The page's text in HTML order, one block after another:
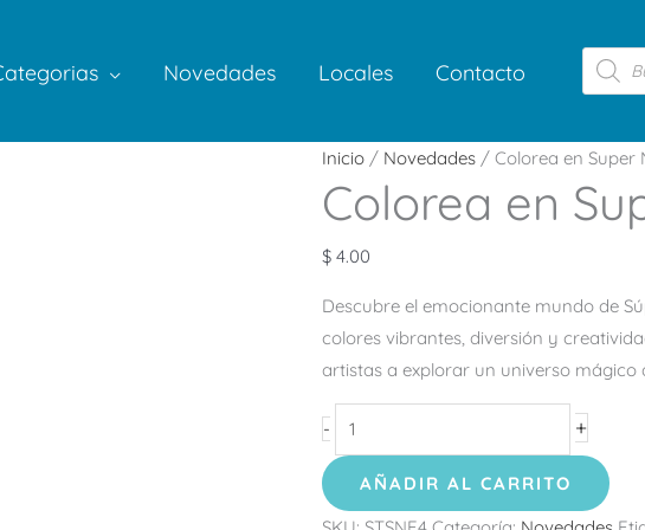
Novedades Locales Contacto de
Inicio / Novedades / Colorea en Super
Colorea en
$ 4.00
Descubre el emocionante mundo de
colores vibrantes, diversión y
artistas a explorar un universo mágico
-
Colorea
en
Super
Neón
cantidad
+
AÑADIR AL CARRITO